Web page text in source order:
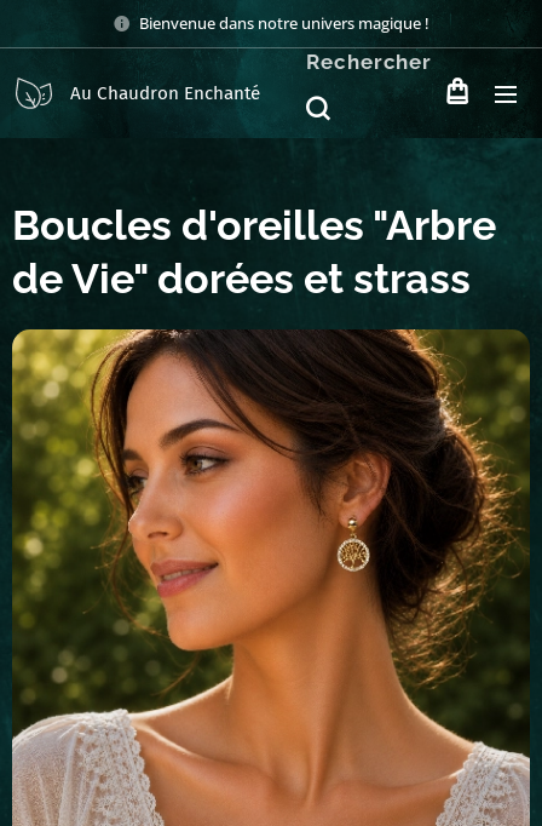
Bienvenue dans notre univers magique !
Au Chaudron Enchanté
Rechercher
Boucles d'oreilles "Arbre
de Vie" dorées et strass